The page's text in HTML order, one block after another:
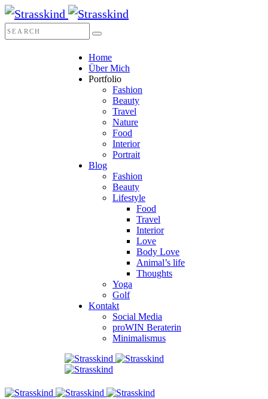
Home
Über Mich
Portfolio
Fashion
Beauty
Travel
Nature
Food
Interior
Portrait
Blog
Fashion
Beauty
Lifestyle
Food
Travel
Interior
Love
Body Love
Animal’s life
Thoughts
Yoga
Golf
Kontakt
Social Media
proWIN Beraterin
Minimalismus